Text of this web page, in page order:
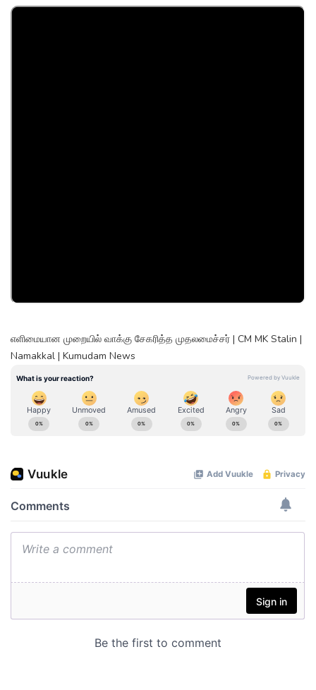
எளிமையான முறையில் வாக்கு சேகரித்த முதலமைச்சர் | CM MK Stalin |
Namakkal | Kumudam News